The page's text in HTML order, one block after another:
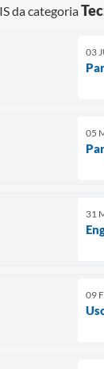
da categoria
03
05
31
09